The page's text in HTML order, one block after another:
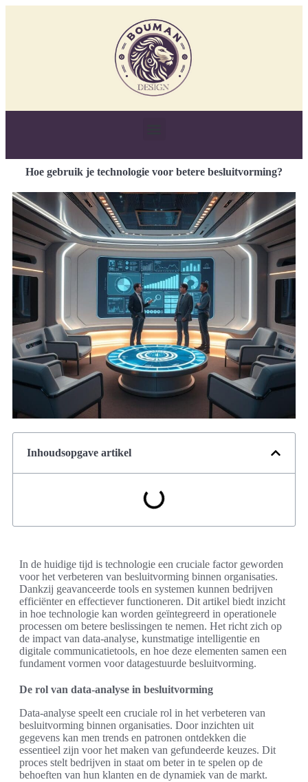
Hoe gebruik je technologie voor betere besluitvorming?
Inhoudsopgave artikel
In de huidige tijd is technologie een cruciale factor geworden
voor het verbeteren van besluitvorming binnen organisaties.
Dankzij geavanceerde tools en systemen kunnen bedrijven
efficiënter en effectiever functioneren. Dit artikel biedt inzicht
in hoe technologie kan worden geïntegreerd in operationele
processen om betere beslissingen te nemen. Het richt zich op
de impact van data-analyse, kunstmatige intelligentie en
digitale communicatietools, en hoe deze elementen samen een
fundament vormen voor datagestuurde besluitvorming.
De rol van data-analyse in besluitvorming
Data-analyse speelt een cruciale rol in het verbeteren van
besluitvorming binnen organisaties. Door inzichten uit
gegevens kan men trends en patronen ontdekken die
essentieel zijn voor het maken van gefundeerde keuzes. Dit
proces stelt bedrijven in staat om beter in te spelen op de
behoeften van hun klanten en de dynamiek van de markt.